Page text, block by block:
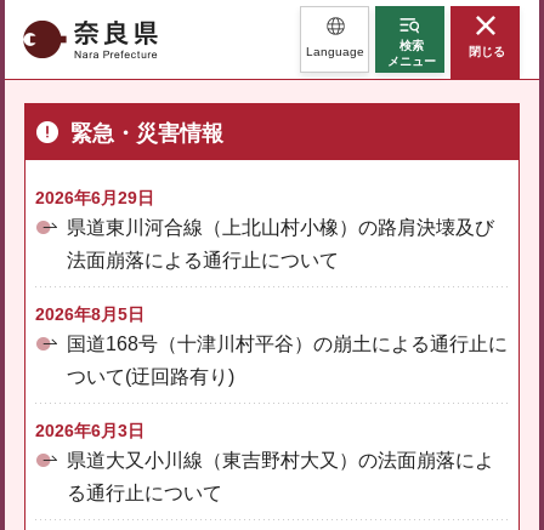
奈良県 Language
検索
メニュー
閉じる
緊急・災害情報
2026年6月29日
県道東川河合線（上北山村小橡）の路肩決壊及び
法面崩落による通行止について
2026年8月5日
国道168号（十津川村平谷）の崩土による通行止に
ついて(迂回路有り)
2026年6月3日
県道大又小川線（東吉野村大又）の法面崩落によ
る通行止について